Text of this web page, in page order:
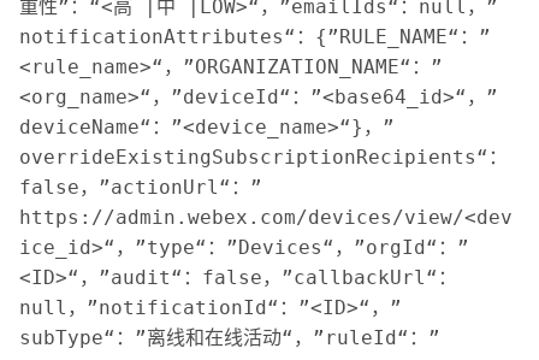
重性”：“<高 |中 |LOW>“，”emailIds“：null，”
notificationAttributes“：{”RULE_NAME“：”
<rule_name>“，”ORGANIZATION_NAME“：”
<org_name>“，”deviceId“：”<base64_id>“，”
deviceName“：”<device_name>“}，”
overrideExistingSubscriptionRecipients“：
false，”actionUrl“：”
https://admin.webex.com/devices/view/<dev
ice_id>“，”type“：”Devices“，”orgId“：”
<ID>“，”audit“：false，”callbackUrl“：
null，”notificationId“：”<ID>“，”
subType“：”离线和在线活动“，”ruleId“：”